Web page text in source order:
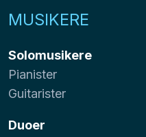
MUSIKERE
Solomusikere
Pianister
Guitarister
Duoer